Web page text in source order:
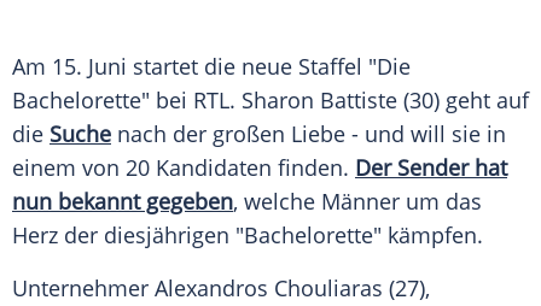
Am 15. Juni startet die neue Staffel "Die
Bachelorette" bei RTL. Sharon Battiste (30) geht auf
die Suche nach der großen Liebe - und will sie in
einem von 20 Kandidaten finden. Der Sender hat
nun bekannt gegeben, welche Männer um das
Herz der diesjährigen "Bachelorette" kämpfen.
Unternehmer Alexandros Chouliaras (27),